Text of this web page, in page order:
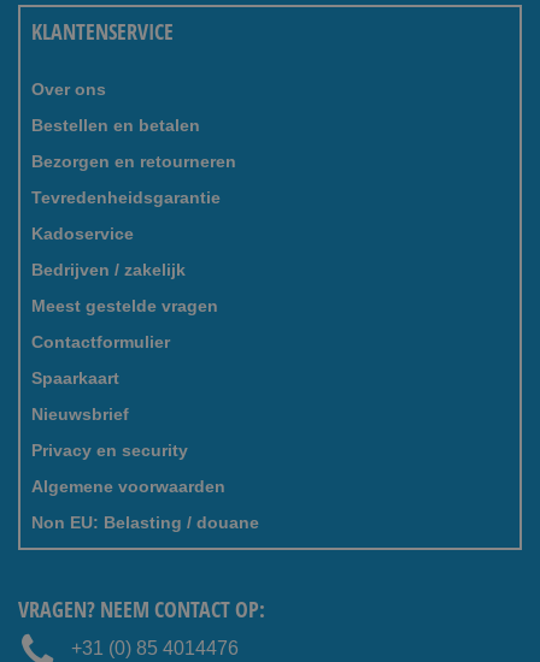
KLANTENSERVICE
Over ons
Bestellen en betalen
Bezorgen en retourneren
Tevredenheidsgarantie
Kadoservice
Bedrijven / zakelijk
Meest gestelde vragen
Contactformulier
Spaarkaart
Nieuwsbrief
Privacy en security
Algemene voorwaarden
Non EU: Belasting / douane
VRAGEN? NEEM CONTACT OP:
+31 (0) 85 4014476